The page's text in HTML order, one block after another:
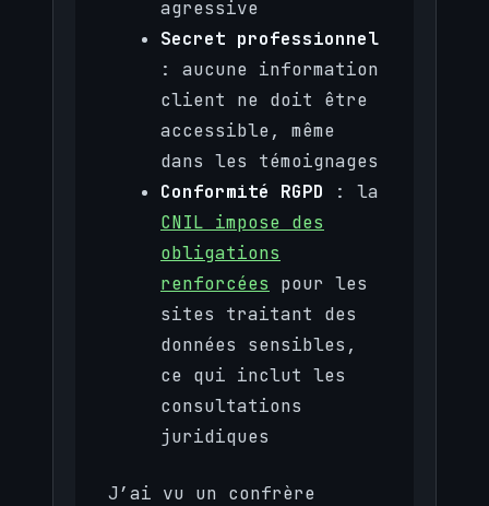
agressive
Secret professionnel
: aucune information
client ne doit être
accessible, même
dans les témoignages
Conformité RGPD : la
CNIL impose des
obligations
renforcées pour les
sites traitant des
données sensibles,
ce qui inclut les
consultations
juridiques
J’ai vu un confrère